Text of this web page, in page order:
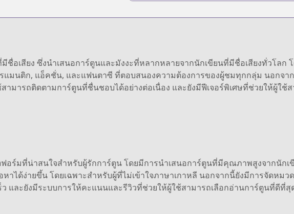
อเสียง ซึ่งนำเสนอการ์ตูนและมังงะที่หลากหลายจากนักเขียนที่มีชื่อเสียงทั่วโลก
มนติก, แอ็คชั่น, และแฟนตาซี ที่ตอบสนองความต้องการของผู้ชมทุกกลุ่ม นอกจาก
ามารถติดตามการ์ตูนที่ชื่นชอบได้อย่างต่อเนื่อง และยังมีฟีเจอร์พิเศษที่ช่วยให้ผู้ใช้
ร์มที่น่าสนใจสำหรับผู้รักการ์ตูน โดยมีการนำเสนอการ์ตูนที่มีคุณภาพสูงจากนักเ
หาได้ง่ายขึ้น โดยเฉพาะสำหรับผู้ที่ไม่เข้าใจภาษาเกาหลี นอกจากนี้ยังมีการจัดหม
และยังมีระบบการให้คะแนนและรีวิวที่ช่วยให้ผู้ใช้สามารถเลือกอ่านการ์ตูนที่ดีที่